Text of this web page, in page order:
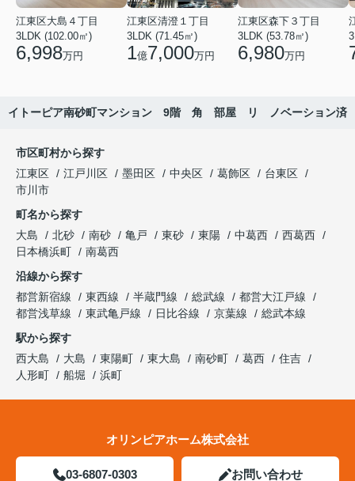
江東区大島４丁目
3LDK (102.00㎡)
6,998万円
江東区清澄１丁目
3LDK (71.45㎡)
1億7,000万円
江東区森下３丁目
3LDK (53.78㎡)
6,980万円
イトーピア南砂町マンション 9階 角 部屋 リ ノベーション済
市区町村から探す
江東区
江戸川区 墨田区 中央区 葛飾区
台東区
市川市
町名から探す
大島
北砂 南砂 亀戸 東砂 東陽 中葛西
西葛西
日本橋浜町
南葛西
沿線から探す
都営新宿線
東西線 半蔵門線 総武線
都営大江戸線
都営浅草線
東武亀戸線 日比谷線 京葉線
総武本線
駅から探す
西大島
大島 東陽町 東大島 南砂町 葛西
住吉
人形町
船堀 浜町
オリンピアホーム株式会社
03-6807-0303 お問い合わせ